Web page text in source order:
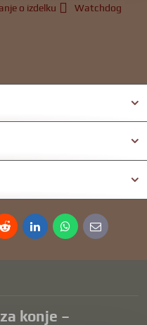
o izdelku
Watchdog
RedditLinkedInWhatsApp
E-
mail
konje –